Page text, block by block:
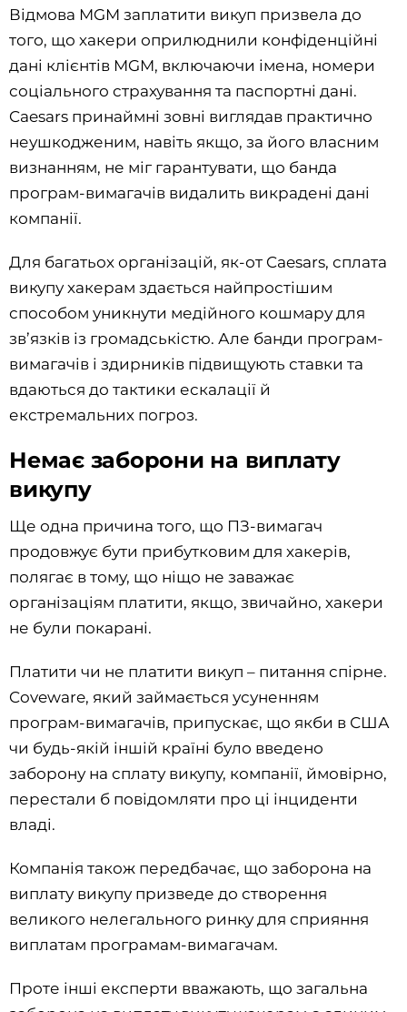
Відмова MGM заплатити викуп призвела до
того, що хакери оприлюднили конфіденційні
дані клієнтів MGM, включаючи імена, номери
соціального страхування та паспортні дані.
Caesars принаймні зовні виглядав практично
неушкодженим, навіть якщо, за його власним
визнанням, не міг гарантувати, що банда
програм-вимагачів видалить викрадені дані
компанії.
Для багатьох організацій, як-от Caesars, сплата
викупу хакерам здається найпростішим
способом уникнути медійного кошмару для
зв’язків із громадськістю. Але банди програм-
вимагачів і здирників підвищують ставки та
вдаються до тактики ескалації й
екстремальних погроз.
Немає заборони на виплату
викупу
Ще одна причина того, що ПЗ-вимагач
продовжує бути прибутковим для хакерів,
полягає в тому, що ніщо не заважає
організаціям платити, якщо, звичайно, хакери
не були покарані.
Платити чи не платити викуп – питання спірне.
Coveware, який займається усуненням
програм-вимагачів, припускає, що якби в США
чи будь-якій іншій країні було введено
заборону на сплату викупу, компанії, ймовірно,
перестали б повідомляти про ці інциденти
владі.
Компанія також передбачає, що заборона на
виплату викупу призведе до створення
великого нелегального ринку для сприяння
виплатам програмам-вимагачам.
Проте інші експерти вважають, що загальна